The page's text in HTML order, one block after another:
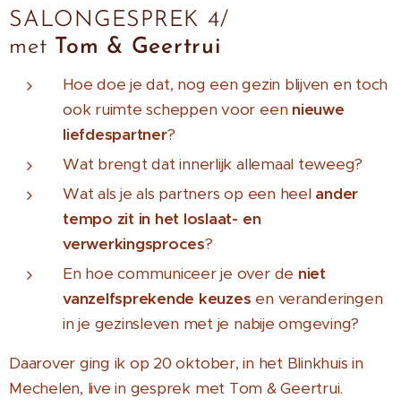
SALONGESPREK 4/
met Tom & Geertrui
Hoe doe je dat, nog een gezin blijven en toch
ook ruimte scheppen voor een nieuwe
liefdespartner?
Wat brengt dat innerlijk allemaal teweeg?
Wat als je als partners op een heel ander
tempo zit in het loslaat- en
verwerkingsproces?
En hoe communiceer je over de niet
vanzelfsprekende keuzes en veranderingen
in je gezinsleven met je nabije omgeving?
Daarover ging ik op 20 oktober, in het Blinkhuis in
Mechelen, live in gesprek met Tom & Geertrui.